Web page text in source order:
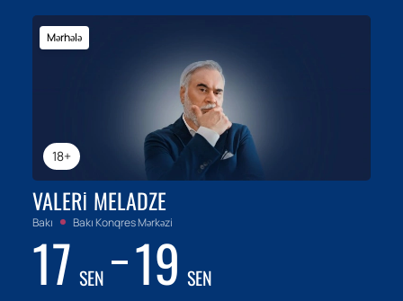
18+
Mərhələ
VALERI MELADZE
Bakı Bakı Konqres Mərkəzi
17 SEN 19 SEN